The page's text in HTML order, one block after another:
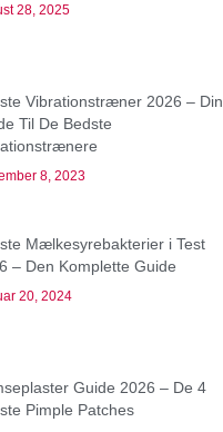
28, 2025
Vibrationstræner 2026 – Din
Til De Bedste
8, 2023
Mælkesyrebakterier i Test
– Den Komplette Guide
20, 2024
Guide 2026 – De 4
Pimple Patches